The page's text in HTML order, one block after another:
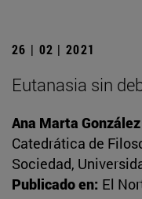
26 | 02 | 2021
Eutanasia sin
Ana Marta González
Catedrática de
Sociedad,
Publicado en: El